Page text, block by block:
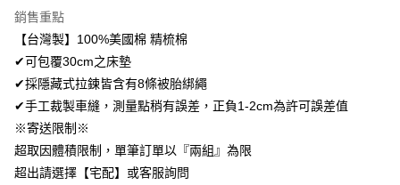
AFTEE先享後付
相關說明
AFTEE先享後付是「在收到商品之後才付款」的支付方式。 讓您購物簡單
便利好安心！
１．簡單：不需註冊會員、不需綁卡、不需儲值。
２．便利：只要手機號碼，簡訊認證，即可結帳。
３．安心：先確認商品／服務後，再付款。
１．於結帳方式選擇「AFTEE先享後付」後，將跳轉至「AFTEE先享後付」
ATM付款
運送方式
全家取貨付款
免運費
銷售重點
【台灣製】100%美國棉 精梳棉
✔可包覆30cm之床墊
✔採隱藏式拉鍊皆含有8條被胎綁繩
✔手工裁製車縫，測量點稍有誤差，正負1-2cm為許可誤差值
※寄送限制※
超取因體積限制，單筆訂單以『兩組』為限
超出請選擇【宅配】或客服詢問